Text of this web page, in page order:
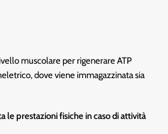
muscolare per rigenerare ATP
dove viene immagazzinata sia
le prestazioni fisiche in caso di attività